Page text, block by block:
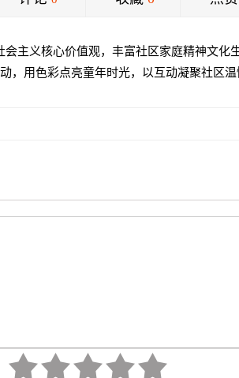
会主义核心价值观，丰富社区家庭精神文
，用色彩点亮童年时光，以互动凝聚社区温